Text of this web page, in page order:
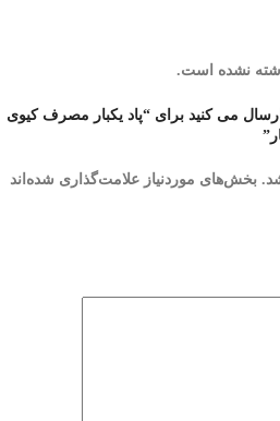
نشده است.
می کنید برای “پاد یکبار مصرف کیوی
بخش‌های موردنیاز علامت‌گذاری شده‌اند